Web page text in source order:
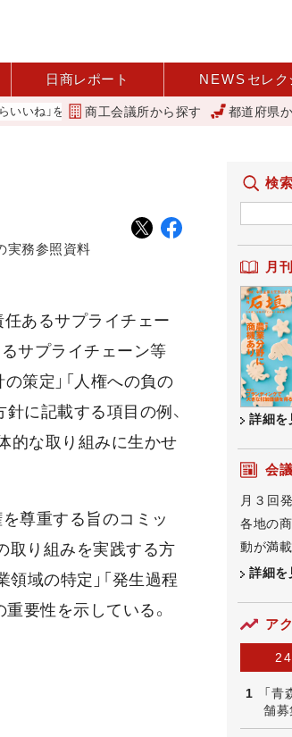
日商レポート NEWS セレク
ね」を商品化 視点を変えて壁を越える女性経営者 西
商工会議所から探す 都道府県
実務参照資料
任あるサプライチェー
サプライチェーン等
策定」「人権への負の
針に記載する項目の例、
的な取り組みに生かせ
を尊重する旨のコミッ
取り組みを実践する方
領域の特定」「発生過程
要性を示している。
検索
月
詳細を
会
月３回
各地の
動が満載
詳細を
ア
24
「
舗募